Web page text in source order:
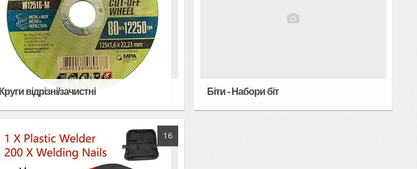
Круги відрізні/зачистні Біти - Набори біт
16